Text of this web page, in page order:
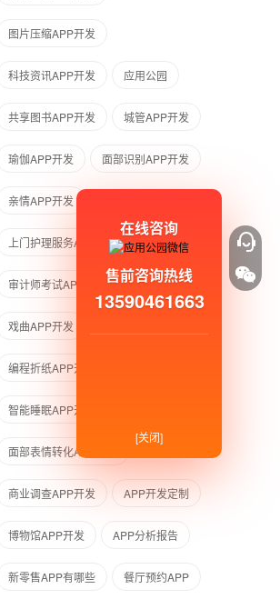
图片压缩APP开发
科技资讯APP开发 应用公园
共享图书APP开发 城管APP开发
瑜伽APP开发 面部识别APP开发
亲情APP开发
上门护理服务APP开发
审计师考试APP开发
戏曲APP开发
编程折纸APP开发
智能睡眠APP开发
面部表情转化APP开发
商业调查APP开发 APP开发定制
博物馆APP开发 APP分析报告
新零售APP有哪些 餐厅预约APP
在线咨询
售前咨询热线
13590461663
[关闭]